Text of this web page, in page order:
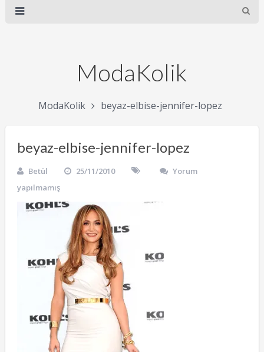
ModaKolik
ModaKolik beyaz-elbise-jennifer-lopez
beyaz-elbise-jennifer-lopez
Betül 25/11/2010
Yorum
yapılmamış